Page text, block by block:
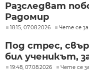
Разследват
Радомир
18:15, 07.08.2026 Чете се
Под стрес,
бил ученикът,
19:48, 07.08.2026 Чете се